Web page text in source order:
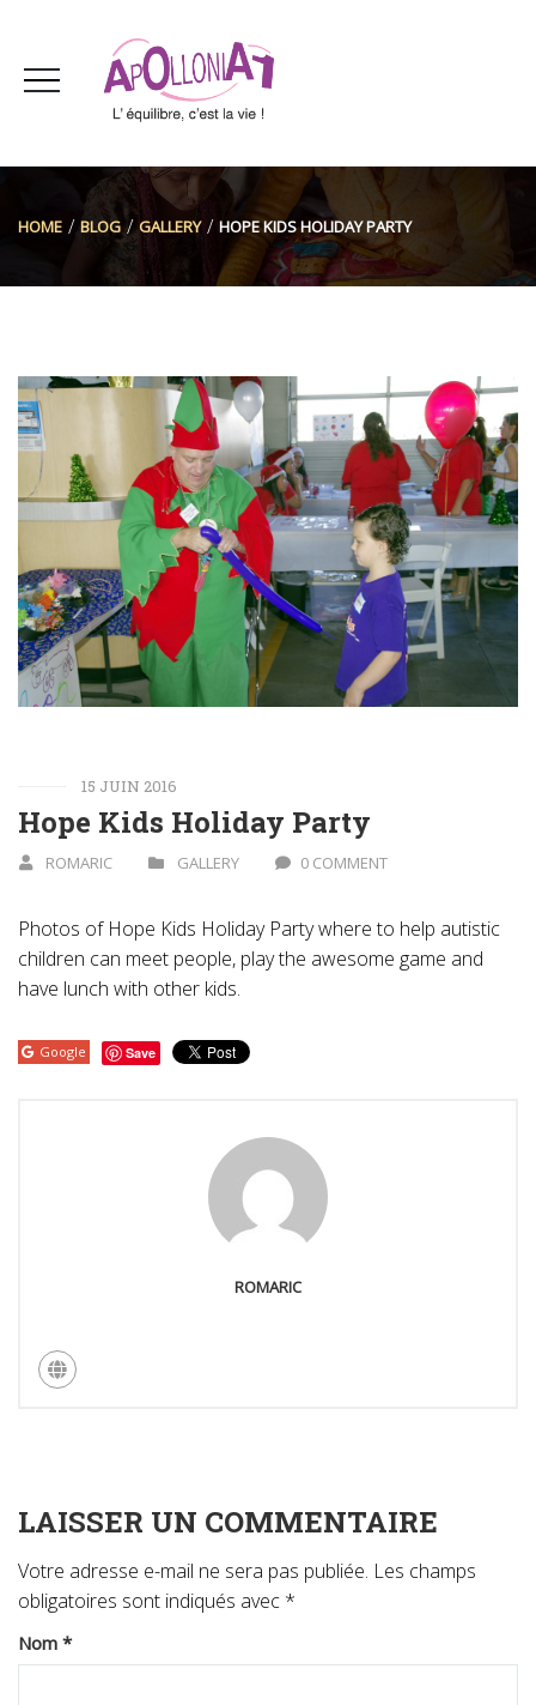
HOME BLOG GALLERY HOPE KIDS HOLIDAY PARTY
15 JUIN 2016
Hope Kids Holiday Party
ROMARIC GALLERY 0 COMMENT
Photos of Hope Kids Holiday Party where to help autistic
children can meet people, play the awesome game and
have lunch with other kids.
Google Save
ROMARIC
LAISSER UN COMMENTAIRE
Votre adresse e-mail ne sera pas publiée. Les champs
obligatoires sont indiqués avec *
Nom *